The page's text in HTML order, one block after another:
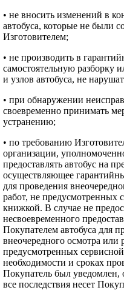
• не вносить изменений в
автобуса, которые не были
Изготовителем;
• не производить в
самостоятельную разборку
и узлов автобуса, не
• при обнаружении
своевременно принимать
устранению;
• по требованию
организации,
предоставлять автобус на
осуществляющее
для проведения
работ, не предусмотренных
книжкой. В случае не
несвоевременного
Покупателем автобуса для
внеочередного осмотра или
предусмотренных
необходимости и сроках
Покупатель был уведомлен,
все последствия несет